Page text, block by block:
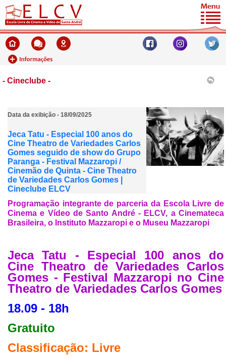
- Cineclube -
Data da exibição - 18/09/2025
Jeca Tatu - Especial 100 anos do
Cine Theatro de Variedades Carlos
Gomes seguido de show do Grupo
Paranga - Festival Mazzaropi /
Cinemão de Quinta - Cine Theatro
de Variedades Carlos Gomes |
Cineclube ELCV
Programação integrante de parceria da Escola Livre de
Cinema e Vídeo de Santo André - ELCV, a Cinemateca
Brasileira, o Instituto Mazzaropi e o Museu Mazzaropi
Jeca Tatu - Especial 100 anos do
Cine Theatro de Variedades Carlos
Gomes - Festival Mazzaropi no Cine
Theatro de Variedades Carlos Gomes
18.09 - 18h
Gratuito
Classificação: Livre